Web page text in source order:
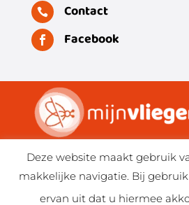
Stuur Whatsapp
 Contact
 Facebook
Algemene voorwaarden
Privacyverklaring
Deze website maakt gebruik
makkelijke navigatie. Bij gebruik
ervan uit dat u hiermee